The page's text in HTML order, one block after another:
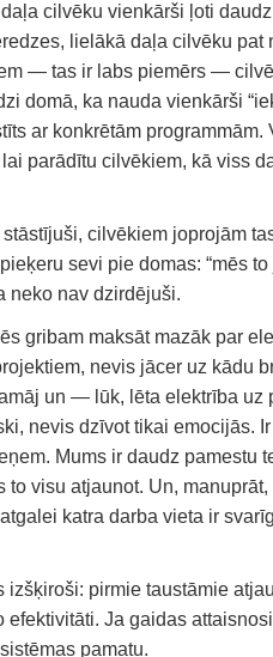
cilvēku vienkārši ļoti
lielākā daļa cilvēku pat
— tas ir labs piemērs —
domā, ka nauda vienkārši
ar konkrētām programmām.
parādītu cilvēkiem, kā viss
cilvēkiem joprojām
sevi pie domas: “mēs
neko nav dzirdējuši.
gribam maksāt mazāk par
nevis jācer uz kādu
un — lūk, lēta elektrība uz
nevis dzīvot tikai emocijās.
Mums ir daudz pamestu
visu atjaunot. Un,
katra darba vieta ir
pirmie taustāmie
Ja gaidas
pamatu.